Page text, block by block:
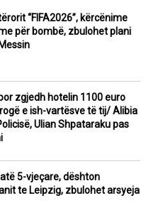
“FIFA2026”, kërcënime
për bombë, zbulohet plani
zgjedh hotelin 1100 euro
e ish-vartësve të tij/ Alibia
Ulian Shpataraku pas
5-vjeçare, dështon
te Leipzig, zbulohet arsyeja